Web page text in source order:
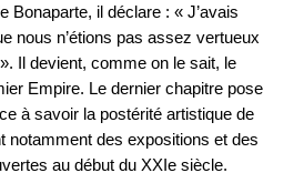
Bonaparte, il déclare : « J’avais
nous n’étions pas assez vertueux
Il devient, comme on le sait, le
Empire. Le dernier chapitre pose
à savoir la postérité artistique de
notamment des expositions et des
au début du XXIe siècle.